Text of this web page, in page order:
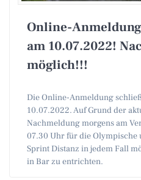
Online-
am 10.07.2022!
möglich!!!
Die Online-Anmeldung
10.07.2022. Auf Grund der
Nachmeldung morgens am
07.30 Uhr für die Olympische
Sprint Distanz in jedem Fall
in Bar zu entrichten.